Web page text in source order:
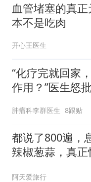
血管堵塞的真
本不是吃肉
开心王医生
“化疗完就回家
作用？”医生怒
肿瘤科李群医生 8跟贴
都说了800遍，
辣椒葱蒜，真正
阿天爱旅行